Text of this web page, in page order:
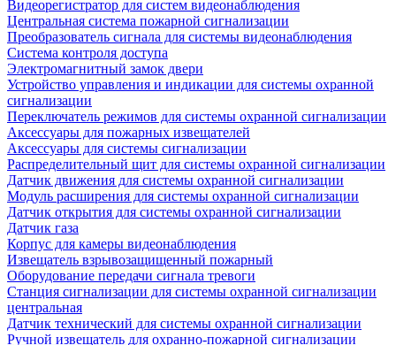
Видеорегистратор для систем видеонаблюдения
Центральная система пожарной сигнализации
Преобразователь сигнала для системы видеонаблюдения
Система контроля доступа
Электромагнитный замок двери
Устройство управления и индикации для системы охранной
сигнализации
Переключатель режимов для системы охранной сигнализации
Аксессуары для пожарных извещателей
Аксессуары для системы сигнализации
Распределительный щит для системы охранной сигнализации
Датчик движения для системы охранной сигнализации
Модуль расширения для системы охранной сигнализации
Датчик открытия для системы охранной сигнализации
Датчик газа
Корпус для камеры видеонаблюдения
Извещатель взрывозащищенный пожарный
Оборудование передачи сигнала тревоги
Станция сигнализации для системы охранной сигнализации
центральная
Датчик технический для системы охранной сигнализации
Ручной извещатель для охранно-пожарной сигнализации